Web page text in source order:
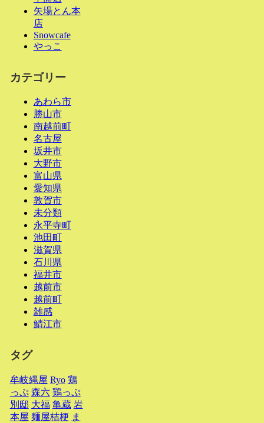
矢場とん本
店
Snowcafe
やっこ
カテゴリー
あわら市
勝山市
南越前町
名古屋
坂井市
大野市
富山県
愛知県
敦賀市
未分類
永平寺町
池田町
滋賀県
石川県
福井市
越前市
越前町
雑感
鯖江市
タグ
牟岐縄屋 Ryo 鶏
っぷ 森六 鶏っぷ
別邸 大福 亀蔵 岩
本屋 麺屋桔梗 ま